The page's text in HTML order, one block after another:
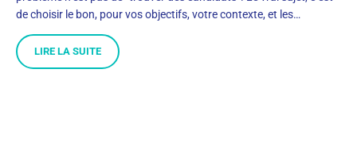
de choisir le bon, pour vos objectifs, votre contexte, et les…
LIRE LA SUITE